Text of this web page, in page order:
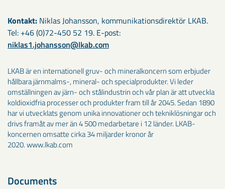
Kontakt: Niklas Johansson, kommunikationsdirektör LKAB.
Tel: +46 (0)72-450 52 19. E-post:
niklas1.johansson@lkab.com
LKAB är en internationell gruv- och mineralkoncern som erbjuder
hållbara järnmalms-, mineral- och specialprodukter. Vi leder
omställningen av järn- och stålindustrin och vår plan är att utveckla
koldioxidfria processer och produkter fram till år 2045. Sedan 1890
har vi utvecklats genom unika innovationer och tekniklösningar och
drivs framåt av mer än 4 500 medarbetare i 12 länder. LKAB-
koncernen omsatte cirka 34 miljarder kronor år
2020. www.lkab.com
Documents